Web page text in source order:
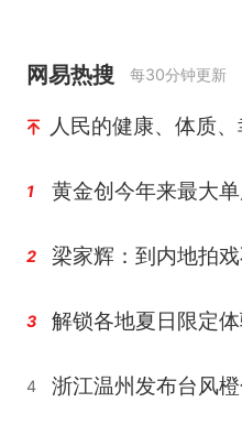
网易热搜 每30分钟更新
人民的健康、体质
1 黄金创今年来最大
2
3 解锁各地夏日限定
4 浙江温州发布台风